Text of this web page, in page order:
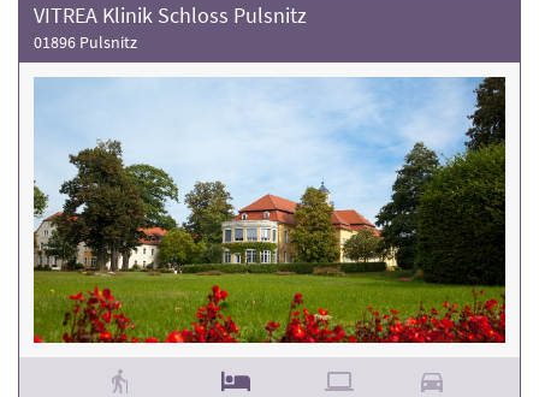
VITREA Klinik Schloss Pulsnitz
01896 Pulsnitz